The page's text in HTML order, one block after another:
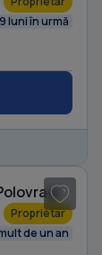
9 luni în urmă
Proprietar
de un an